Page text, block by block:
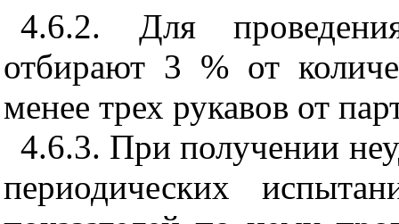
4.6.2. Для
отбирают 3 % от
менее трех рукавов от
4.6.3. При получении
периодических